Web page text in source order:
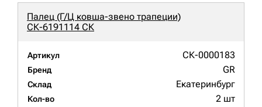
Палец (Г/Ц ковша-звено трапеции)
СК-6191114 СК
Артикул СК-0000183
Бренд GR
Склад Екатеринбург
Кол-во 2 шт